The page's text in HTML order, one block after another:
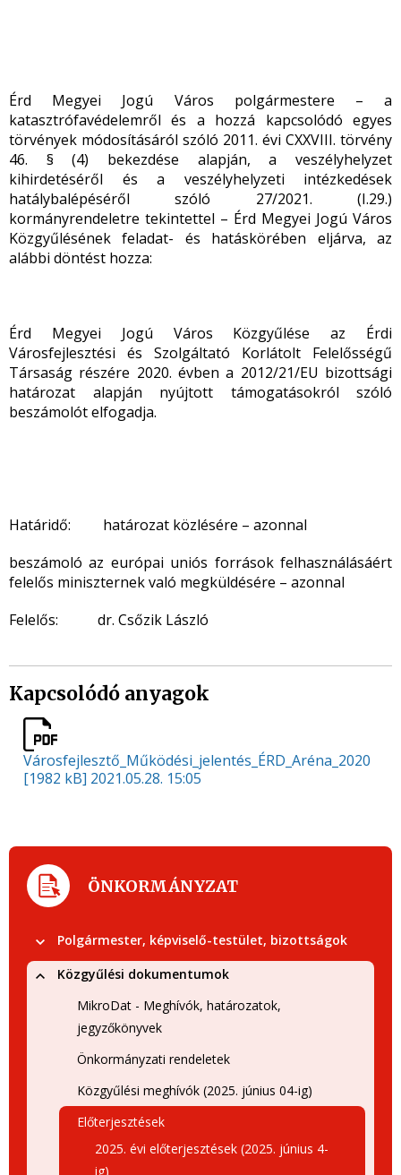
Érd Megyei Jogú Város polgármestere – a
katasztrófavédelemről és a hozzá kapcsolódó egyes
törvények módosításáról szóló 2011. évi CXXVIII. törvény
46. § (4) bekezdése alapján, a veszélyhelyzet
kihirdetéséről és a veszélyhelyzeti intézkedések
hatálybalépéséről szóló 27/2021. (I.29.)
kormányrendeletre tekintettel – Érd Megyei Jogú Város
Közgyűlésének feladat- és hatáskörében eljárva, az
alábbi döntést hozza:
Érd Megyei Jogú Város Közgyűlése az Érdi
Városfejlesztési és Szolgáltató Korlátolt Felelősségű
Társaság részére 2020. évben a 2012/21/EU bizottsági
határozat alapján nyújtott támogatásokról szóló
beszámolót elfogadja.
Határidő: határozat közlésére – azonnal
beszámoló az európai uniós források felhasználásáért
felelős miniszternek való megküldésére – azonnal
Felelős: dr. Csőzik László
Kapcsolódó anyagok
Városfejlesztő_Működési_jelentés_ÉRD_Aréna_2020
[1982 kB] 2021.05.28. 15:05
ÖNKORMÁNYZAT
Polgármester, képviselő-testület, bizottságok
Közgyűlési dokumentumok
MikroDat - Meghívók, határozatok,
jegyzőkönyvek
Önkormányzati rendeletek
Közgyűlési meghívók (2025. június 04-ig)
Előterjesztések
2025. évi előterjesztések (2025. június 4-
ig)